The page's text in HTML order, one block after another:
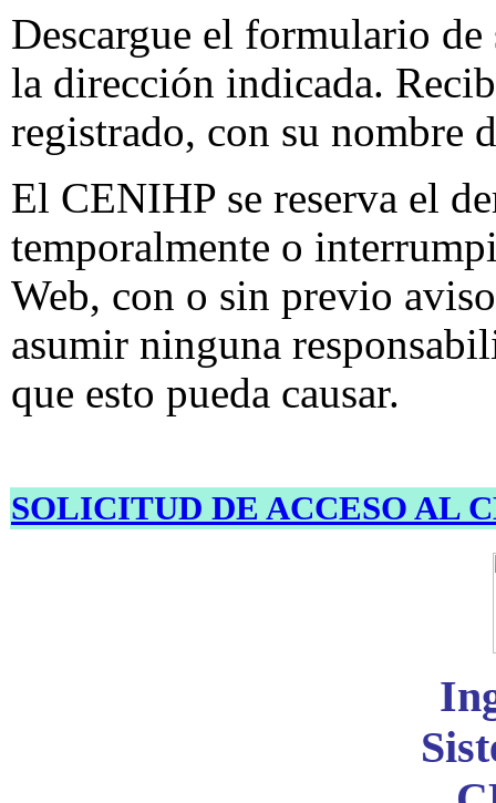
Descargue el formulario
la dirección indicada.
registrado, con su nombre
El CENIHP se reserva el
temporalmente o
Web, con o sin previo
asumir ninguna
que esto pueda causar.
SOLICITUD DE ACCESO AL